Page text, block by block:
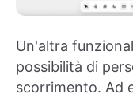
Un'altra
possibilità di
scorrimento. Ad